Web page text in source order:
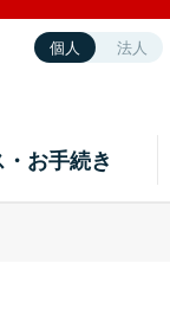
個人 法人
お手続き